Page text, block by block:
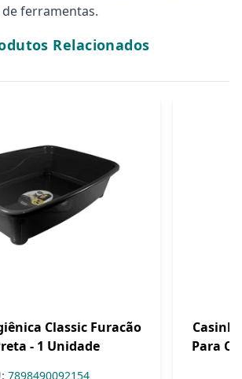
ferramentas.
Relacionados
Classic Furacão
- 1 Unidade
7898490092154
Para